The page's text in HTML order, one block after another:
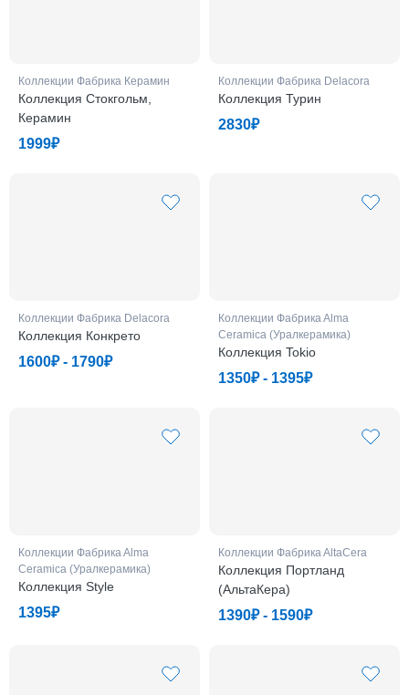
Коллекции Фабрикa Керамин
Коллекция Стокгольм,
Керамин
1999₽
Коллекции Фабрикa Delacora
Коллекция Турин
2830₽
Коллекции Фабрикa Delacora
Коллекция Конкрето
1600₽ - 1790₽
Коллекции Фабрикa Alma
Ceramica (Уралкерамика)
Коллекция Tokio
1350₽ - 1395₽
Коллекции Фабрикa Alma
Ceramica (Уралкерамика)
Коллекция Style
1395₽
Коллекции Фабрикa AltaCera
Коллекция Портланд
(АльтаКера)
1390₽ - 1590₽